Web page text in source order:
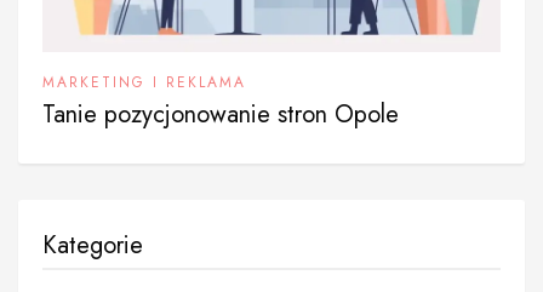
MARKETING I REKLAMA
Tanie pozycjonowanie stron Opole
Kategorie